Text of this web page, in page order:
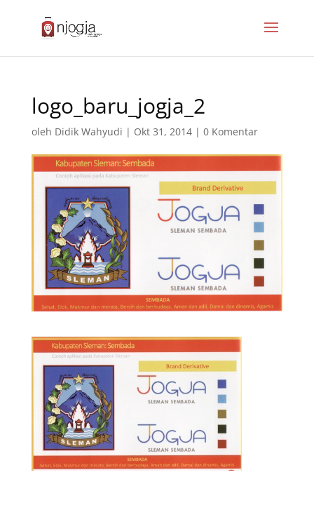
logo_baru_jogja_2
oleh Didik Wahyudi | Okt 31, 2014| 0 Komentar